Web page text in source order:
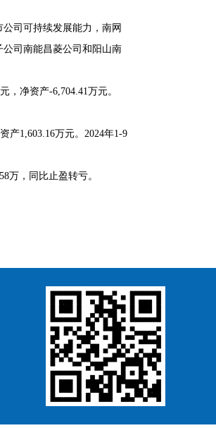
司可持续发展能力，南网
司南能昌菱公司和阳山南
，净资产-6,704.41万元。
产1,603.16万元。2024年1-9
万，同比止盈转亏。